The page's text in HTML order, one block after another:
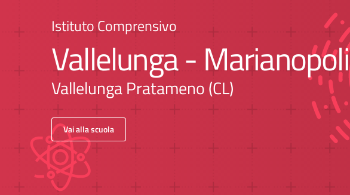
Istituto Comprensivo
Vallelunga - Marianopoli
Vallelunga Pratameno (CL)
Vai alla scuola